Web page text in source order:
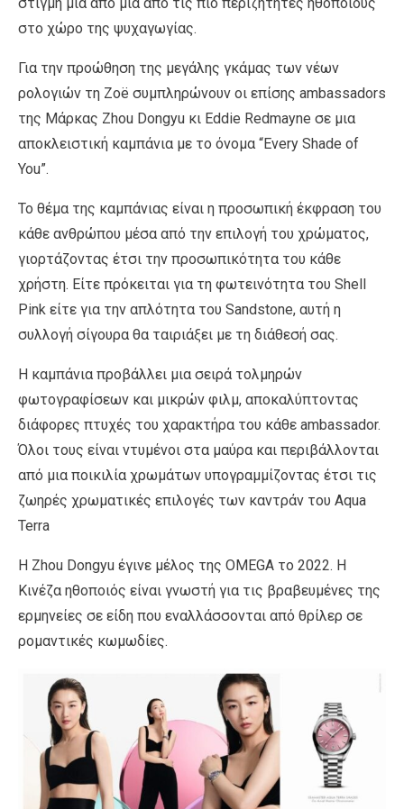
στο χώρο της ψυχαγωγίας.
Για την προώθηση της μεγάλης γκάμας των νέων
ρολογιών τη Zoë συμπληρώνουν οι επίσης ambassadors
της Μάρκας Zhou Dongyu κι Eddie Redmayne σε μια
αποκλειστική καμπάνια με το όνομα “Every Shade of
You”.
Το θέμα της καμπάνιας είναι η προσωπική έκφραση του
κάθε ανθρώπου μέσα από την επιλογή του χρώματος,
γιορτάζοντας έτσι την προσωπικότητα του κάθε
χρήστη. Είτε πρόκειται για τη φωτεινότητα του Shell
Pink είτε για την απλότητα του Sandstone, αυτή η
συλλογή σίγουρα θα ταιριάξει με τη διάθεσή σας.
Η καμπάνια προβάλλει μια σειρά τολμηρών
φωτογραφίσεων και μικρών φιλμ, αποκαλύπτοντας
διάφορες πτυχές του χαρακτήρα του κάθε ambassador.
Όλοι τους είναι ντυμένοι στα μαύρα και περιβάλλονται
από μια ποικιλία χρωμάτων υπογραμμίζοντας έτσι τις
ζωηρές χρωματικές επιλογές των καντράν του Aqua
Terra
H Zhou Dongyu έγινε μέλος της OMEGA το 2022. Η
Κινέζα ηθοποιός είναι γνωστή για τις βραβευμένες της
ερμηνείες σε είδη που εναλλάσσονται από θρίλερ σε
ρομαντικές κωμωδίες.